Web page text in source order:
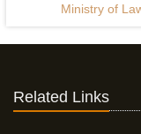
Ministry of
Related Links